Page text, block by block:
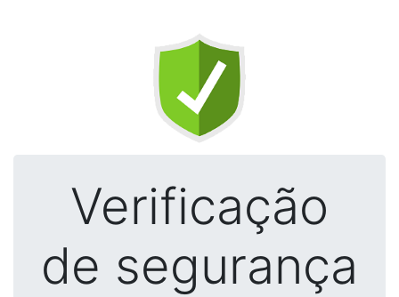
Verificação
de segurança